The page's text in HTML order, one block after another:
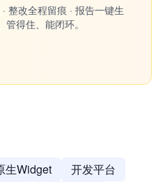
整改全程留痕 · 报告一键生
得住、能闭环。
生Widget
开发平台